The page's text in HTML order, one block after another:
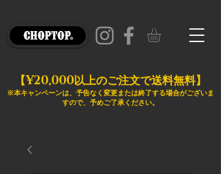
【¥20,000以上のご注文で送料無料】
※本キャンペーンは、予告なく変更または終了する場合がございま
すので、予めご了承ください。